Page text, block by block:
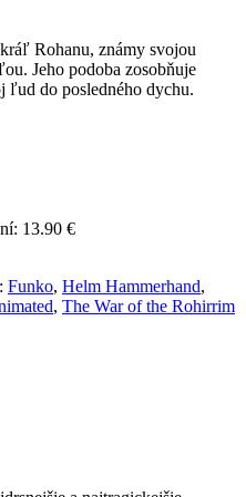
Rohanu, známy svojou
Jeho podoba zosobňuje
ľud do posledného dychu.
13.90 €
Funko, Helm Hammerhand,
, The War of the Rohirrim